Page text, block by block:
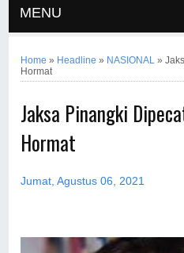
MENU
Home » Headline » NASIONAL »
Hormat
Jaksa Pinangki
Hormat
Jumat, Agustus 06, 2021